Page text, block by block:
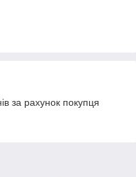
за рахунок покупця